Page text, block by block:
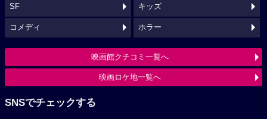
SF キッズ
コメディ ホラー
映画館クチコミ一覧へ
映画ロケ地一覧へ
SNSでチェックする